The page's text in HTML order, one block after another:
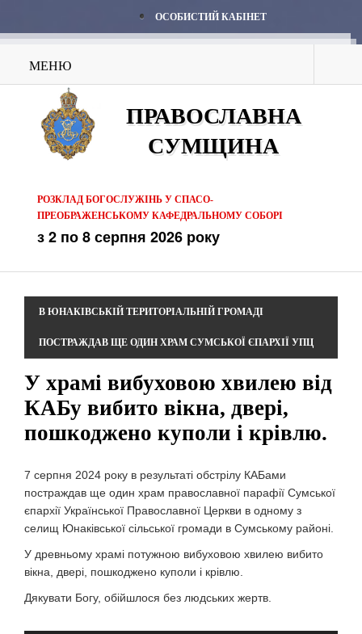
ОСОБИСТИЙ КАБІНЕТ
МЕНЮ
ПРАВОСЛАВНА
СУМЩИНА
РОЗКЛАД БОГОСЛУЖІНЬ У СПАСО-
ПРЕОБРАЖЕНСЬКОМУ КАФЕДРАЛЬНОМУ СОБОРІ
з 2 по 8 серпня 2026 року
В ЮНАКІВСЬКІЙ ТЕРИТОРІАЛЬНІЙ ГРОМАДІ
ПОСТРАЖДАВ ЩЕ ОДИН ХРАМ СУМСЬКОЇ ЄПАРХІЇ УПЦ
У храмі вибуховою хвилею від
КАБу вибито вікна, двері,
пошкоджено куполи і крівлю.
7 серпня 2024 року в результаті обстрілу КАБами
постраждав ще один храм православної парафії Сумської
єпархії Української Православної Церкви в одному з
селищ Юнаківської сільської громади в Сумському районі.
У древньому храмі потужною вибуховою хвилею вибито
вікна, двері, пошкоджено куполи і крівлю.
Дякувати Богу, обійшлося без людських жертв.